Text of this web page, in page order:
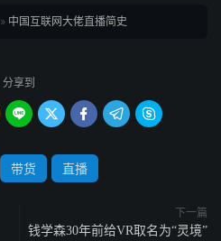
» 中国互联网大佬直播简史
分享到
    
带货 直播
下一篇
钱学森30年前给VR取名为“灵境”